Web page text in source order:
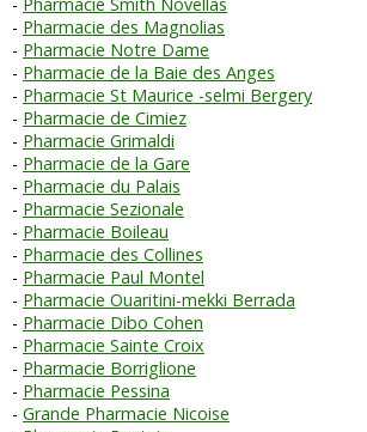
Pharmacie des Magnolias
Pharmacie Notre Dame
Pharmacie de la Baie des Anges
Pharmacie St Maurice -selmi Bergery
Pharmacie de Cimiez
Pharmacie Grimaldi
Pharmacie de la Gare
Pharmacie du Palais
Pharmacie Sezionale
Pharmacie Boileau
Pharmacie des Collines
Pharmacie Paul Montel
Pharmacie Ouaritini-mekki Berrada
Pharmacie Dibo Cohen
Pharmacie Sainte Croix
Pharmacie Borriglione
Pharmacie Pessina
Grande Pharmacie Nicoise